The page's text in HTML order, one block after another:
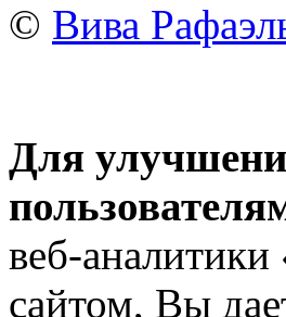
© Вива
Для
веб-
сайтом, Вы